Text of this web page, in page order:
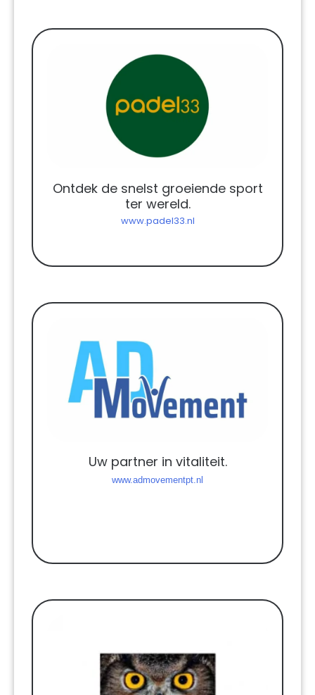
Ontdek de snelst groeiende sport
ter wereld.
www.padel33.nl
Uw partner in vitaliteit.
www.admovementpt.nl